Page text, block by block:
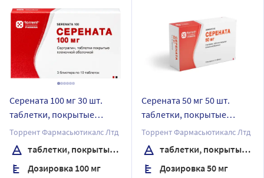
Серената 100 мг 30 шт.
таблетки, покрытые
пленочной оболочкой
Торрент Фармасьютикалс Лтд
таблетки, покрытые пленочной оболочкой
Дозировка 100 мг
Серената 50 мг 50 шт.
таблетки, покрытые
пленочной оболочкой
Торрент Фармасьютикалс Лтд
таблетки, покрытые пленочной оболочкой
Дозировка 50 мг